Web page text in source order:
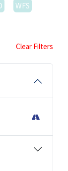
WFS
Clear Filters